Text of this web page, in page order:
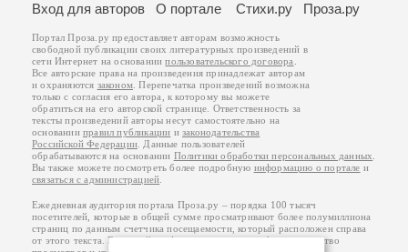
Вход для авторов
О портале Стихи.ру Проза.ру
Портал Проза.ру предоставляет авторам возможность
свободной публикации своих литературных произведений в
сети Интернет на основаниипользовательского договора
Все авторские права на произведения принадлежат авторам
и охраняются законом . Перепечатка произведений возможна
только с согласия его автора, к которому вы можете
обратиться на его авторской странице. Ответственность за
тексты произведений авторы несут самостоятельно на
основанииправил публикации изаконодательства
Российской Федерации . Данные пользователей
обрабатываются на основании Политики обработки персональных данных
Вы также можете посмотреть более подробную информацию о портале и
связаться с администрацией
Ежедневная аудитория портала Проза.ру – порядка 100 тысяч
посетителей, которые в общей сумме просматривают более полумиллиона
страниц по данным счетчика посещаемости, который расположен справа
от этого текста. В каждой графе указано по две цифры: количество